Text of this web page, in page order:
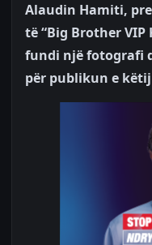
Alaudin Hamiti,
të “Big Brother
fundi një fotografi
për publikun e